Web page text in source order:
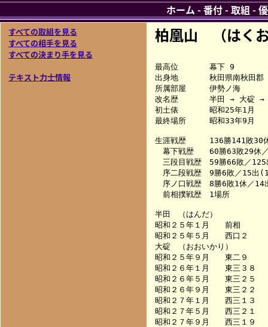
すべての取組を見る
すべての相手を見る
すべての決まり手を見る
テキスト力士情報
柏凰山 （はく
最高位　　　　幕下 9
出身地　　　　秋田県南秋田郡
所属部屋　　　伊勢ノ海
改名歴　　　　半田 → 大碇
初土俵　　　　昭和25年1月
最終場所　　　昭和33年9月
生涯戦歴　　　136勝141敗
幕下戦歴　　60勝63敗29休
三段目戦歴　59勝66敗／
序二段戦歴　9勝6敗／15出
序ノ口戦歴　8勝6敗1休／
前相撲戦歴　1場所
半田　（はんだ）
昭和２５年１月　　前相　
昭和２５年５月　　西口２　
大碇　（おおいかり）
昭和２５年９月　　東二９
昭和２６年１月　　東三３
昭和２６年５月　　東三２
昭和２６年９月　　東三２
昭和２７年１月　　西三１
昭和２７年５月　　西三２
昭和２７年９月　　西三１
ホーム -番付-取組 -